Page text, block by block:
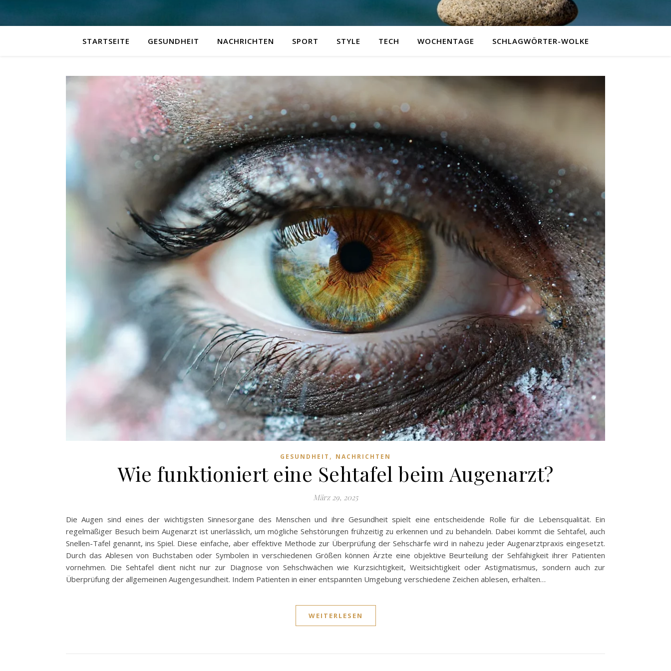
STARTSEITE GESUNDHEIT NACHRICHTEN SPORT STYLE TECH WOCHENTAGE SCHLAGWÖRTER-WOLKE
GESUNDHEIT , NACHRICHTEN
Wie funktioniert eine Sehtafel beim Augenarzt?
März 29, 2025
Die Augen sind eines der wichtigsten Sinnesorgane des Menschen und ihre Gesundheit spielt eine entscheidende Rolle für die Lebensqualität. Ein
regelmäßiger Besuch beim Augenarzt ist unerlässlich, um mögliche Sehstörungen frühzeitig zu erkennen und zu behandeln. Dabei kommt die Sehtafel, auch
Snellen-Tafel genannt, ins Spiel. Diese einfache, aber effektive Methode zur Überprüfung der Sehschärfe wird in nahezu jeder Augenarztpraxis eingesetzt.
Durch das Ablesen von Buchstaben oder Symbolen in verschiedenen Größen können Ärzte eine objektive Beurteilung der Sehfähigkeit ihrer Patienten
vornehmen. Die Sehtafel dient nicht nur zur Diagnose von Sehschwächen wie Kurzsichtigkeit, Weitsichtigkeit oder Astigmatismus, sondern auch zur
Überprüfung der allgemeinen Augengesundheit. Indem Patienten in einer entspannten Umgebung verschiedene Zeichen ablesen, erhalten…
WEITERLESEN